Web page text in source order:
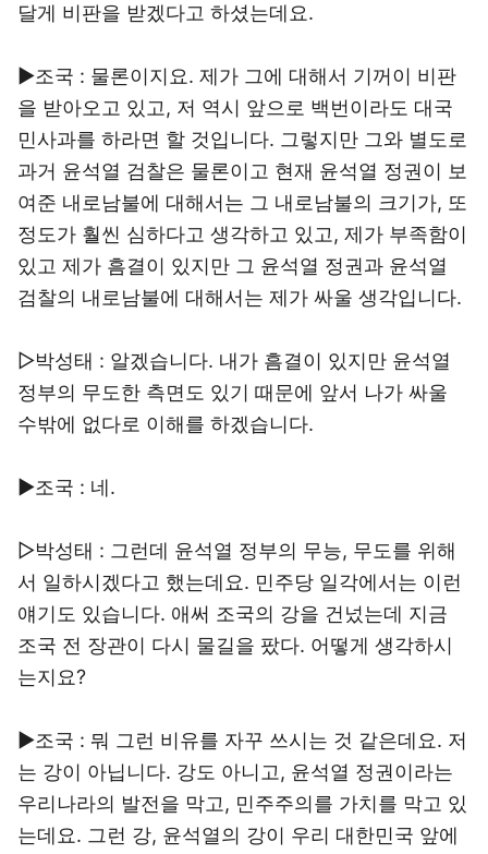
달게 비판을 받겠다고 하셨는데요.
▶조국 : 물론이지요. 제가 그에 대해서 기꺼이 비판
을 받아오고 있고, 저 역시 앞으로 백번이라도 대국
민사과를 하라면 할 것입니다. 그렇지만 그와 별도로
과거 윤석열 검찰은 물론이고 현재 윤석열 정권이 보
여준 내로남불에 대해서는 그 내로남불의 크기가, 또
정도가 훨씬 심하다고 생각하고 있고, 제가 부족함이
있고 제가 흠결이 있지만 그 윤석열 정권과 윤석열
검찰의 내로남불에 대해서는 제가 싸울 생각입니다.
▷박성태 : 알겠습니다. 내가 흠결이 있지만 윤석열
정부의 무도한 측면도 있기 때문에 앞서 나가 싸울
수밖에 없다로 이해를 하겠습니다.
▶조국 : 네.
▷박성태 : 그런데 윤석열 정부의 무능, 무도를 위해
서 일하시겠다고 했는데요. 민주당 일각에서는 이런
얘기도 있습니다. 애써 조국의 강을 건넜는데 지금
조국 전 장관이 다시 물길을 팠다. 어떻게 생각하시
는지요?
▶조국 : 뭐 그런 비유를 자꾸 쓰시는 것 같은데요. 저
는 강이 아닙니다. 강도 아니고, 윤석열 정권이라는
우리나라의 발전을 막고, 민주주의를 가치를 막고 있
는데요. 그런 강, 윤석열의 강이 우리 대한민국 앞에